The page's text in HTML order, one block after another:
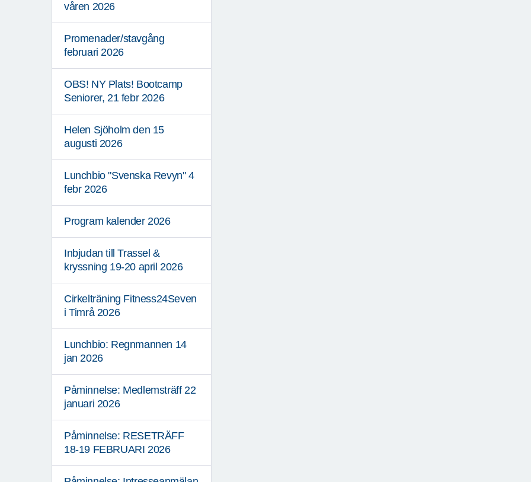
våren 2026
Promenader/stavgång
februari 2026
OBS! NY Plats! Bootcamp
Seniorer, 21 febr 2026
Helen Sjöholm den 15
augusti 2026
Lunchbio "Svenska Revyn" 4
febr 2026
Program kalender 2026
Inbjudan till Trassel &
kryssning 19-20 april 2026
Cirkelträning Fitness24Seven
i Timrå 2026
Lunchbio: Regnmannen 14
jan 2026
Påminnelse: Medlemsträff 22
januari 2026
Påminnelse: RESETRÄFF
18-19 FEBRUARI 2026